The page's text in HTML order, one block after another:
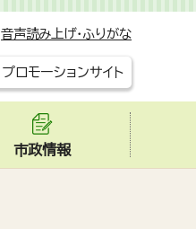
音声読み上げ・ふりがな
プロモーションサイト
市政情報